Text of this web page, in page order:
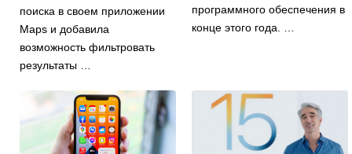
поиска в своем приложении
Maps и добавила
возможность фильтровать
результаты …
программного обеспечения в
конце этого года. …